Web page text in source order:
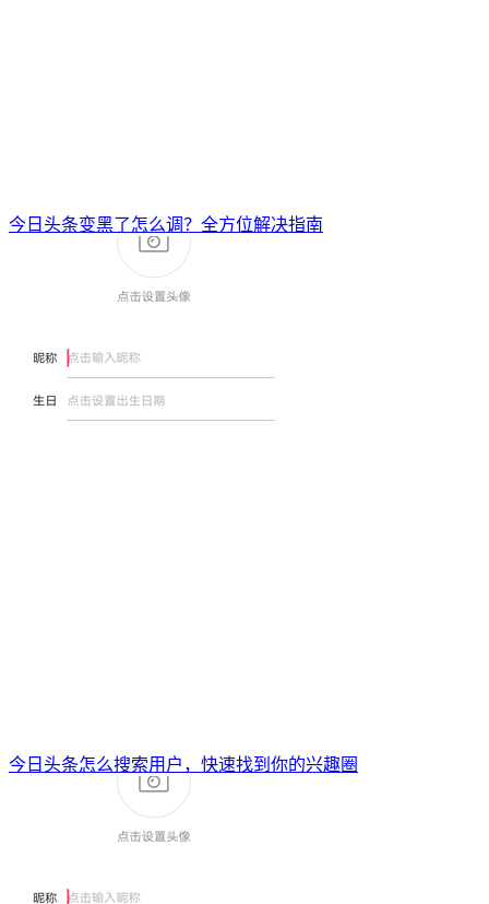
今日头条变黑了怎么调？全方位解决指南
今日头条怎么搜索用户，快速找到你的兴趣圈